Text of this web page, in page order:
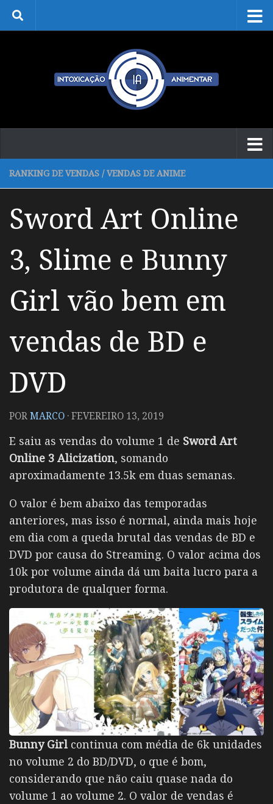
Skip to content
RANKING DE VENDAS / VENDAS DE ANIME
Sword Art Online
3, Slime e Bunny
Girl vão bem em
vendas de BD e
DVD
PORMARCO ·FEVEREIRO 13, 2019
E saiu as vendas do volume 1 de Sword Art
Online 3 Alicization, somando
aproximadamente 13.5k em duas semanas.
O valor é bem abaixo das temporadas
anteriores, mas isso é normal, ainda mais hoje
em dia com a queda brutal das vendas de BD e
DVD por causa do Streaming. O valor acima dos
10k por volume ainda dá um baita lucro para a
produtora de qualquer forma.
Bunny Girlcontinua com média de 6k unidades
no volume 2 do BD/DVD, o que é bom,
considerando que não caiu quase nada do
volume 1 ao volume 2. O valor de vendas é